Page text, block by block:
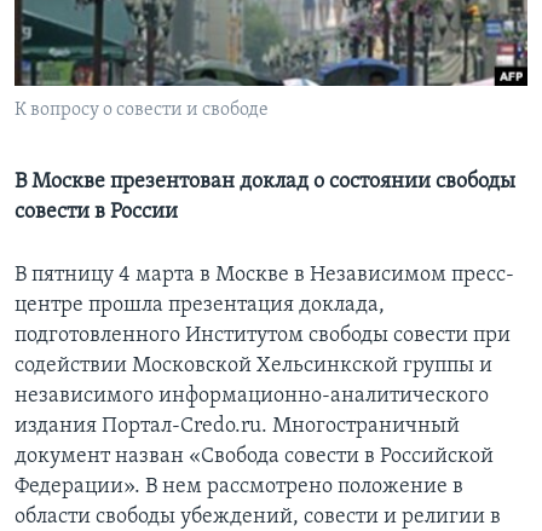
Learning English
СОЦИАЛЬНЫЕ СЕТИ
Языки
К вопросу о совести и свободе
В Москве презентован доклад о состоянии свободы
совести в России
В пятницу 4 марта в Москве в Независимом пресс-
центре прошла презентация доклада,
подготовленного Институтом свободы совести при
содействии Московской Хельсинкской группы и
независимого информационно-аналитического
издания Портал-Credo.ru. Многостраничный
документ назван «Свобода совести в Российской
Федерации». В нем рассмотрено положение в
области свободы убеждений, совести и религии в